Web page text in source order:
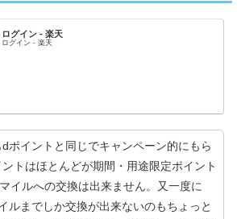
ログイン - 楽天
ログイン - 楽天
ポイントと同じでキャンペーン的にもら
ントはほとんどが期間・用途限定ポイント
イルへの交換は出来ません。又一度に
ルまでしか交換が出来ないのもちょっと